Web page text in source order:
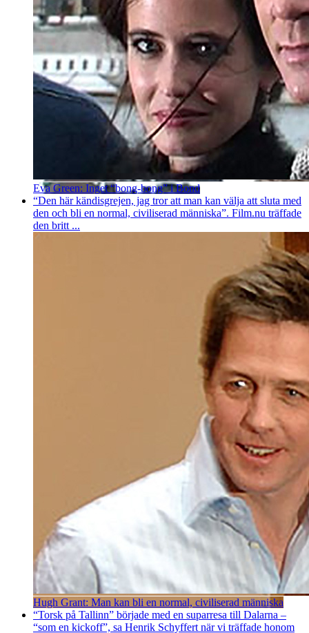
Eva Green: Inget “bong-bong” i Bond
“Den här kändisgrejen, jag tror att man kan välja att sluta med
den och bli en normal, civiliserad människa”. Film.nu träffade
den britt ...
Hugh Grant: Man kan bli en normal, civiliserad människa
“Torsk på Tallinn” började med en suparresa till Dalarna –
“som en kickoff”, sa Henrik Schyffert när vi träffade honom